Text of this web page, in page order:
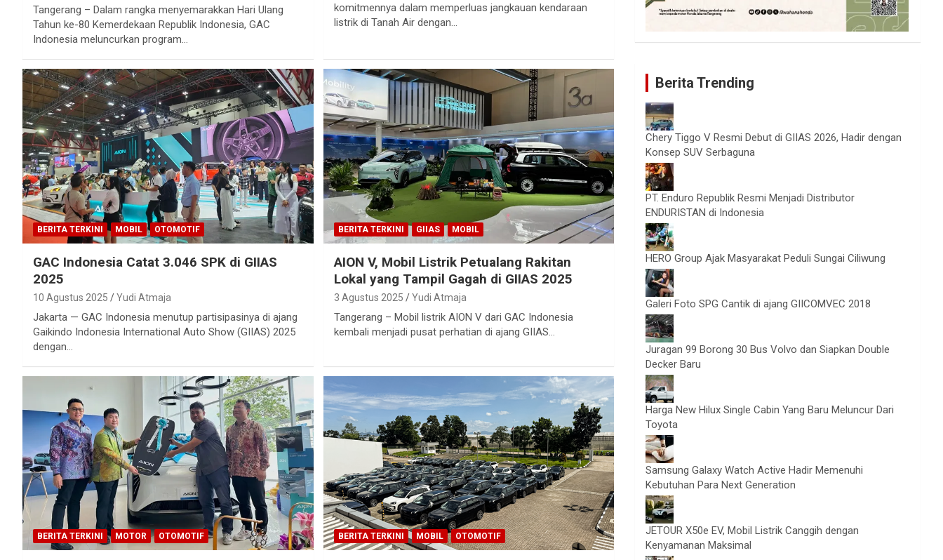
Tangerang – Dalam rangka menyemarakkan Hari Ulang
Tahun ke-80 Kemerdekaan Republik Indonesia, GAC
Indonesia meluncurkan program…
komitmennya dalam memperluas jangkauan kendaraan
listrik di Tanah Air dengan…
BERITA TERKINI MOBIL OTOMOTIF
GAC Indonesia Catat 3.046 SPK di GIIAS
2025
10 Agustus 2025 Yudi Atmaja
Jakarta — GAC Indonesia menutup partisipasinya di ajang
Gaikindo Indonesia International Auto Show (GIIAS) 2025
dengan…
BERITA TERKINI GIIAS MOBIL
AION V, Mobil Listrik Petualang Rakitan
Lokal yang Tampil Gagah di GIIAS 2025
3 Agustus 2025 Yudi Atmaja
Tangerang – Mobil listrik AION V dari GAC Indonesia
kembali menjadi pusat perhatian di ajang GIIAS…
BERITA TERKINI MOTOR OTOMOTIF BERITA TERKINI MOBIL OTOMOTIF
Berita Trending
Chery Tiggo V Resmi Debut di GIIAS 2026, Hadir dengan
Konsep SUV Serbaguna
PT. Enduro Republik Resmi Menjadi Distributor
ENDURISTAN di Indonesia
HERO Group Ajak Masyarakat Peduli Sungai Ciliwung
Galeri Foto SPG Cantik di ajang GIICOMVEC 2018
Juragan 99 Borong 30 Bus Volvo dan Siapkan Double
Decker Baru
Harga New Hilux Single Cabin Yang Baru Meluncur Dari
Toyota
Samsung Galaxy Watch Active Hadir Memenuhi
Kebutuhan Para Next Generation
JETOUR X50e EV, Mobil Listrik Canggih dengan
Kenyamanan Maksimal